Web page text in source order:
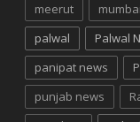
meerut
palwal
Palwal
panipat news
punjab news